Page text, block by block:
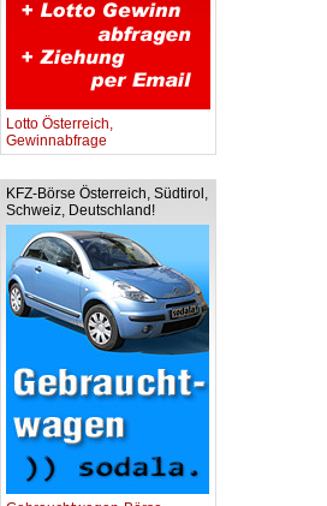
Lotto Österreich,
Gewinnabfrage
KFZ-Börse Österreich, Südtirol,
Schweiz, Deutschland!